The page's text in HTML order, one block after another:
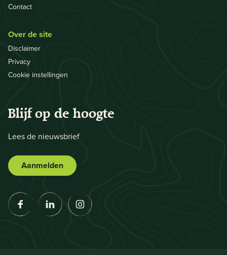
Contact
Over de site
Disclaimer
Privacy
Cookie instellingen
Blijf op de hoogte
Lees de nieuwsbrief
Aanmelden